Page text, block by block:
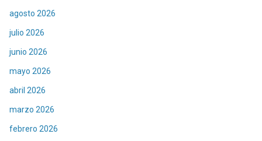
agosto 2026
julio 2026
junio 2026
mayo 2026
abril 2026
marzo 2026
febrero 2026